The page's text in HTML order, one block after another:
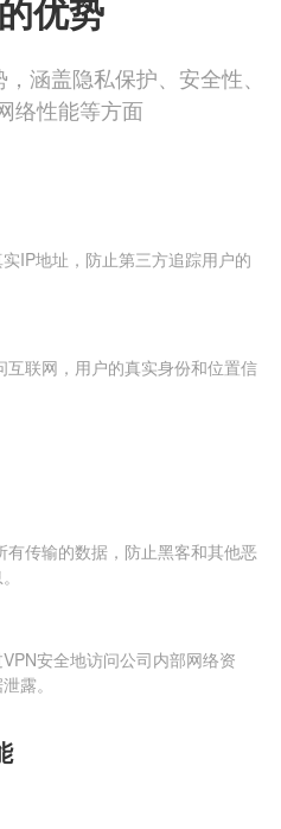
优势
涵盖隐私保护、安全性、
络性能等方面
IP地址，防止第三方追踪用户的
互联网，用户的真实身份和位置信
有传输的数据，防止黑客和其他恶
安全地访问公司内部网络资
露。